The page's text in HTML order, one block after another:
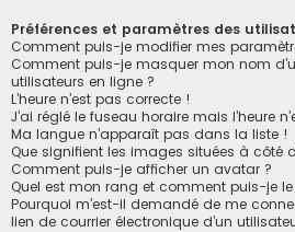
Préférences et paramètres des
Comment puis-je modifier mes
Comment puis-je masquer mon nom
utilisateurs en ligne ?
L’heure n’est pas correcte !
J’ai réglé le fuseau horaire mais l’heure
Ma langue n’apparaît pas dans la liste !
Que signifient les images situées à côté
Comment puis-je afficher un avatar ?
Quel est mon rang et comment puis-je
Pourquoi m’est-il demandé de me
lien de courrier électronique d’un